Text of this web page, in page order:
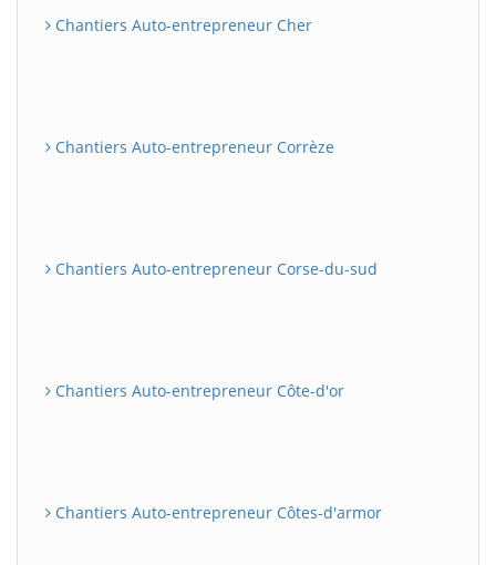
Chantiers Auto-entrepreneur Cher
Chantiers Auto-entrepreneur Corrèze
Chantiers Auto-entrepreneur Corse-du-sud
Chantiers Auto-entrepreneur Côte-d'or
Chantiers Auto-entrepreneur Côtes-d'armor